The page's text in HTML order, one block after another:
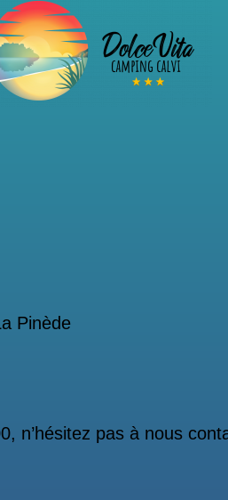
Pinède
n’hésitez pas à nous